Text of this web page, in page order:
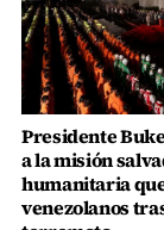
Presidente
a la misión
humanitaria
venezolanos